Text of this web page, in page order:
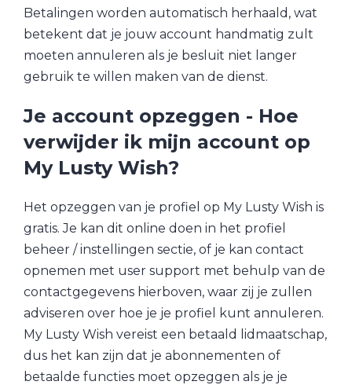
Betalingen worden automatisch herhaald, wat
betekent dat je jouw account handmatig zult
moeten annuleren als je besluit niet langer
gebruik te willen maken van de dienst.
Je account opzeggen - Hoe
verwijder ik mijn account op
My Lusty Wish?
Het opzeggen van je profiel op My Lusty Wish is
gratis. Je kan dit online doen in het profiel
beheer / instellingen sectie, of je kan contact
opnemen met user support met behulp van de
contactgegevens hierboven, waar zij je zullen
adviseren over hoe je je profiel kunt annuleren.
My Lusty Wish vereist een betaald lidmaatschap,
dus het kan zijn dat je abonnementen of
betaalde functies moet opzeggen als je je